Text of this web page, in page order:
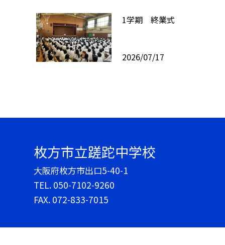
1学期 終業式
2026/07/17
枚方市立蹉跎中学校
大阪府枚方市出口5-40-1
TEL. 050-7102-9260
FAX. 072-833-7015